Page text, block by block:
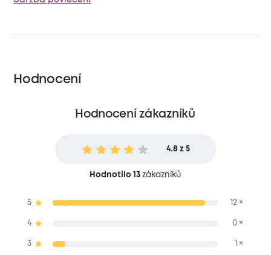
Hodnocení
Hodnocení zákazníků
4.8 z 5
Hodnotilo 13 zákazníků
5 12 ×
4 0 ×
3 1 ×